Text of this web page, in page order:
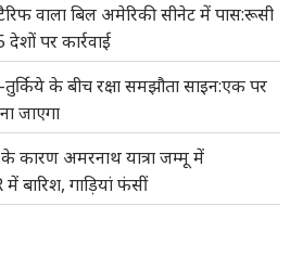
वाला बिल अमेरिकी सीनेट में पास:रूसी
पर कार्रवाई
के बीच रक्षा समझौता साइन:एक पर
जाएगा
कारण अमरनाथ यात्रा जम्मू में
में बारिश, गाड़ियां फंसीं